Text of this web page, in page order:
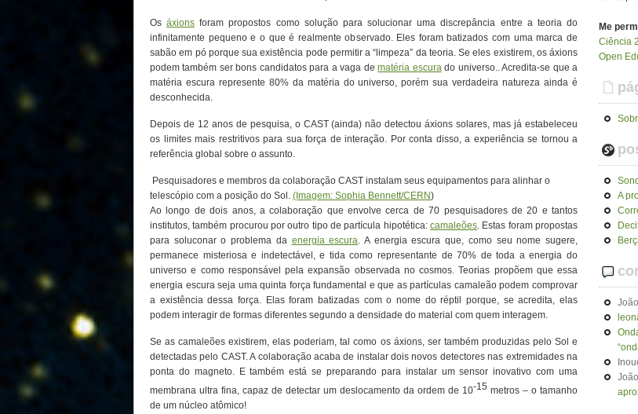
Osáxions foram propostos como solução para solucionar uma discrepância entre a teoria do
infinitamente pequeno e o que é realmente observado. Eles foram batizados com uma marca de
sabão em pó porque sua existência pode permitir a “limpeza” da teoria. Se eles existirem, os áxions
podem também ser bons candidatos para a vaga dematéria escurado universo.. Acredita-se que a
matéria escura represente 80% da matéria do universo, porém sua verdadeira natureza ainda é
desconhecida.
Depois de 12 anos de pesquisa, o CAST (ainda) não detectou áxions solares, mas já estabeleceu
os limites mais restritivos para sua força de interação. Por conta disso, a experiência se tornou a
referência global sobre o assunto.
Pesquisadores e membros da colaboração CAST instalam seus equipamentos para alinhar o
telescópio com a posição do Sol. (Imagem: Sophia Bennett/CERN)
Ao longo de dois anos, a colaboração que envolve cerca de 70 pesquisadores de 20 e tantos
institutos, também procurou por outro tipo de partícula hipotética: camaleões. Estas foram propostas
para soluconar o problema da energia escura. A energia escura que, como seu nome sugere,
permanece misteriosa e indetectável, e tida como representante de 70% de toda a energia do
universo e como responsável pela expansão observada no cosmos. Teorias propõem que essa
energia escura seja uma quinta força fundamental e que as partículas camaleão podem comprovar
a existência dessa força. Elas foram batizadas com o nome do réptil porque, se acredita, elas
podem interagir de formas diferentes segundo a densidade do material com quem interagem.
Se as camaleões existirem, elas poderiam, tal como os áxions, ser também produzidas pelo Sol e
detectadas pelo CAST. A colaboração acaba de instalar dois novos detectores nas extremidades na
ponta do magneto. E também está se preparando para instalar um sensor inovativo com uma
membrana ultra fina, capaz de detectar um deslocamento da ordem de 10-15 metros – o tamanho
de um núcleo atômico!
Me
Ciência
Open
A